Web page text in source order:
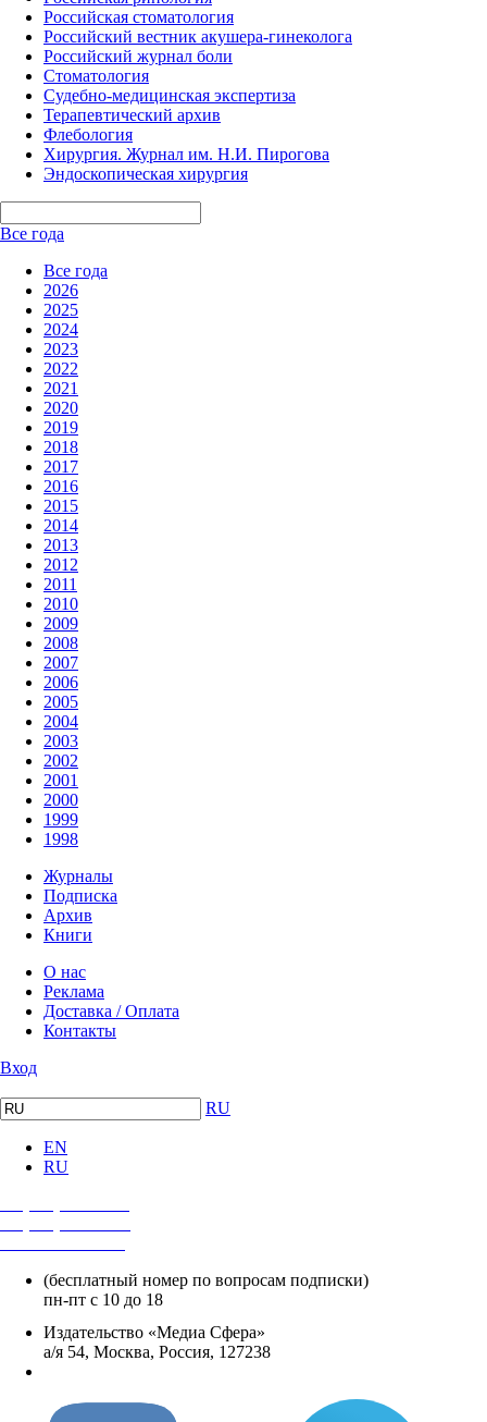
Российская стоматология
Российский вестник акушера-гинеколога
Российский журнал боли
Стоматология
Судебно-медицинская экспертиза
Терапевтический архив
Флебология
Хирургия. Журнал им. Н.И. Пирогова
Эндоскопическая хирургия
Все года
Все года
2026
2025
2024
2023
2022
2021
2020
2019
2018
2017
2016
2015
2014
2013
2012
2011
2010
2009
2008
2007
2006
2005
2004
2003
2002
2001
2000
1999
1998
Журналы
Подписка
Архив
Книги
О нас
Реклама
Доставка / Оплата
Контакты
Вход
RU
EN
RU
(бесплатный номер по вопросам подписки)
пн-пт с 10 до 18
Издательство «Медиа Сфера»
а/я 54, Москва, Россия, 127238